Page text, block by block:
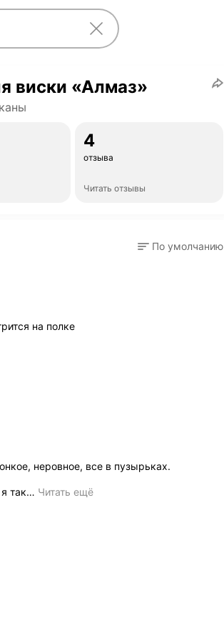
виски «Алмаз»
4
отзыва
Читать отзывы
По умолчанию
на полке
неровное, все в пузырьках.
так… Читать ещё